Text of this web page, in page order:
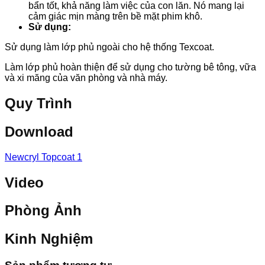
bẩn tốt, khả năng làm việc của con lăn. Nó mang lại
cảm giác mịn màng trên bề mặt phim khô.
Sử dụng:
Sử dụng làm lớp phủ ngoài cho hệ thống Texcoat.
Làm lớp phủ hoàn thiện để sử dụng cho tường bê tông, vữa
và xi măng của văn phòng và nhà máy.
Quy Trình
Download
Newcryl Topcoat 1
Video
Phòng Ảnh
Kinh Nghiệm